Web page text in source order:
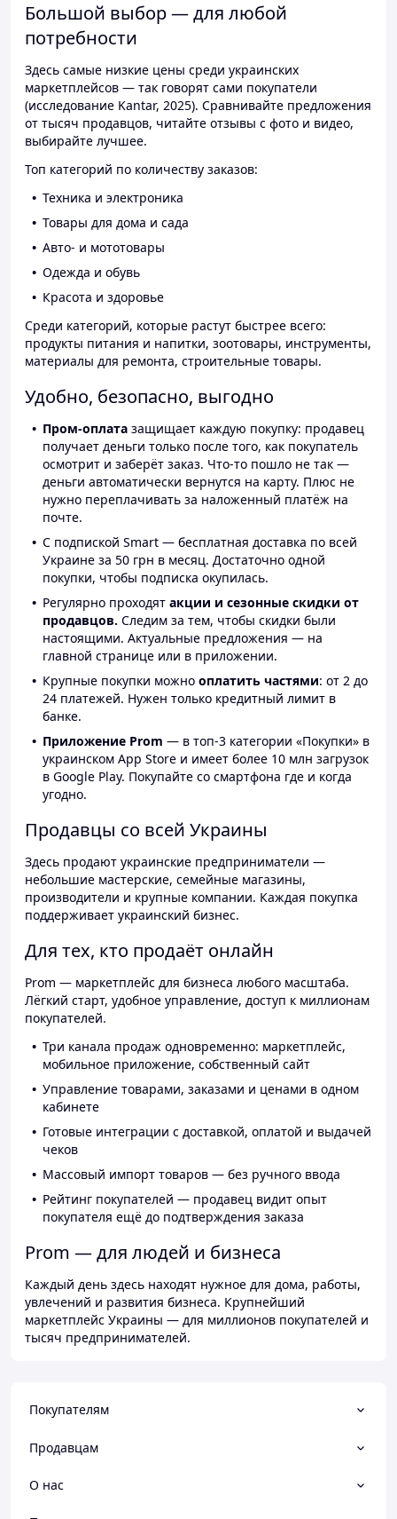
Большой выбор — для любой
потребности
Здесь самые низкие цены среди украинских
маркетплейсов — так говорят сами покупатели
(исследование Kantar, 2025). Сравнивайте предложения
от тысяч продавцов, читайте отзывы с фото и видео,
выбирайте лучшее.
Топ категорий по количеству заказов:
Техника и электроника
Товары для дома и сада
Авто- и мототовары
Одежда и обувь
Красота и здоровье
Среди категорий, которые растут быстрее всего:
продукты питания и напитки, зоотовары, инструменты,
материалы для ремонта, строительные товары.
Удобно, безопасно, выгодно
Пром-оплата защищает каждую покупку: продавец
получает деньги только после того, как покупатель
осмотрит и заберёт заказ. Что-то пошло не так —
деньги автоматически вернутся на карту. Плюс не
нужно переплачивать за наложенный платёж на
почте.
С подпиской Smart — бесплатная доставка по всей
Украине за 50 грн в месяц. Достаточно одной
покупки, чтобы подписка окупилась.
Регулярно проходят акции и сезонные скидки от
продавцов. Следим за тем, чтобы скидки были
настоящими. Актуальные предложения — на
главной странице или в приложении.
Крупные покупки можно оплатить частями: от 2 до
24 платежей. Нужен только кредитный лимит в
банке.
Приложение Prom — в топ-3 категории «Покупки» в
украинском App Store и имеет более 10 млн загрузок
в Google Play. Покупайте со смартфона где и когда
угодно.
Продавцы со всей Украины
Здесь продают украинские предприниматели —
небольшие мастерские, семейные магазины,
производители и крупные компании. Каждая покупка
поддерживает украинский бизнес.
Для тех, кто продаёт онлайн
Prom — маркетплейс для бизнеса любого масштаба.
Лёгкий старт, удобное управление, доступ к миллионам
покупателей.
Три канала продаж одновременно: маркетплейс,
мобильное приложение, собственный сайт
Управление товарами, заказами и ценами в одном
кабинете
Готовые интеграции с доставкой, оплатой и выдачей
чеков
Массовый импорт товаров — без ручного ввода
Рейтинг покупателей — продавец видит опыт
покупателя ещё до подтверждения заказа
Prom — для людей и бизнеса
Каждый день здесь находят нужное для дома, работы,
увлечений и развития бизнеса. Крупнейший
маркетплейс Украины — для миллионов покупателей и
тысяч предпринимателей.
Покупателям
Продавцам
О нас